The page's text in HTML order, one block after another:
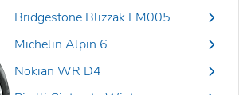
Bridgestone Blizzak LM005
Michelin Alpin 6
Nokian WR D4